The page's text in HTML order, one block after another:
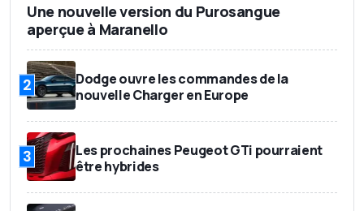
Une nouvelle version du Purosangue
aperçue à Maranello
2
Dodge ouvre les commandes de la
nouvelle Charger en Europe
3
Les prochaines Peugeot GTi pourraient
être hybrides